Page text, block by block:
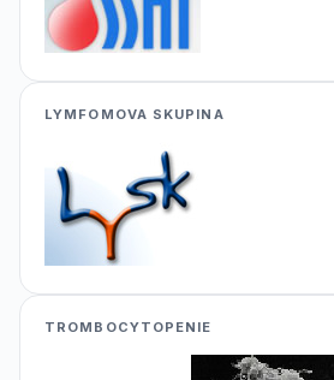
LYMFOMOVA SKUPINA
TROMBOCYTOPENIE